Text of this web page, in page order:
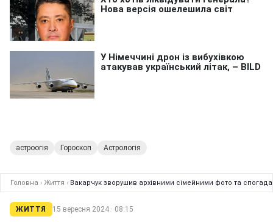
астроогія Гороскоп Астрологія
Головна › Життя › Вакарчук зворушив архівними сімейними фото та
ЖИТТЯ 15 вересня 2024 · 08:15